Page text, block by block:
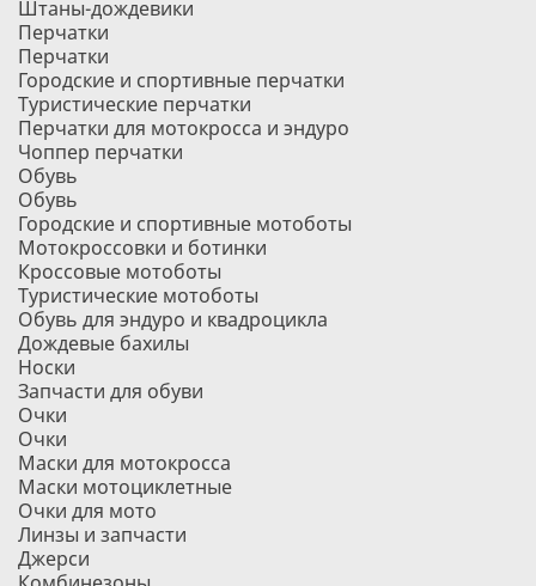
Штаны-дождевики
Перчатки
Перчатки
Городские и спортивные перчатки
Туристические перчатки
Перчатки для мотокросса и эндуро
Чоппер перчатки
Обувь
Обувь
Городские и спортивные мотоботы
Мотокроссовки и ботинки
Кроссовые мотоботы
Туристические мотоботы
Обувь для эндуро и квадроцикла
Дождевые бахилы
Носки
Запчасти для обуви
Очки
Очки
Маски для мотокросса
Маски мотоциклетные
Очки для мото
Линзы и запчасти
Джерси